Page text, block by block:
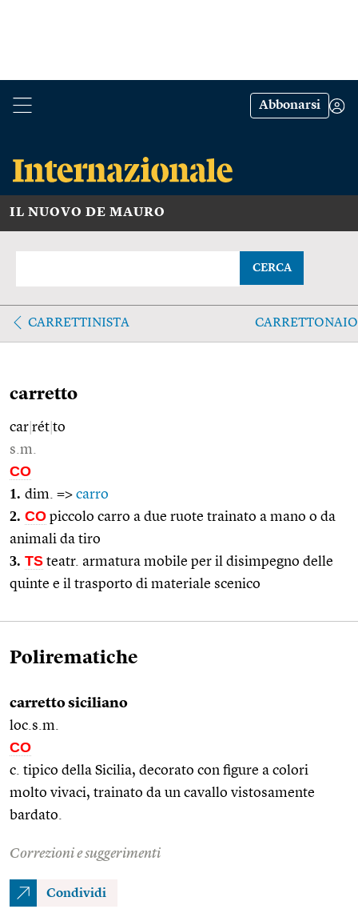
Abbonarsi
IL NUOVO DE MAURO
CERCA
CARRETTINISTA CARRETTONAIO
carretto
car rét to
s.m.
CO
1. dim. => carro
2. CO piccolo carro a due ruote trainato a mano o da
animali da tiro
3. TS teatr. armatura mobile per il disimpegno delle
quinte e il trasporto di materiale scenico
Polirematiche
carretto siciliano
loc.s.m.
CO
c. tipico della Sicilia, decorato con figure a colori
molto vivaci, trainato da un cavallo vistosamente
bardato.
Correzioni e suggerimenti
Condividi